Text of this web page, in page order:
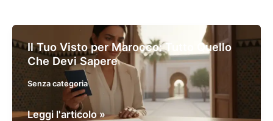
Il Tuo Visto per Marocco: Tutto Quello
Che Devi Sapere
Senza categoria
Il
Leggi l'articolo »